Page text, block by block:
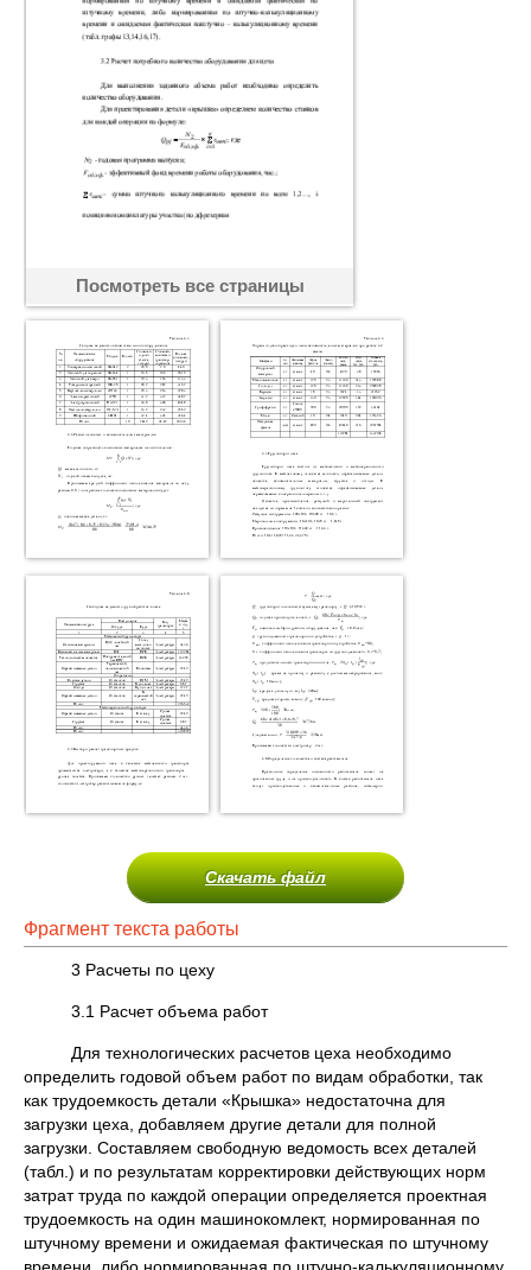
Посмотреть все страницы
Скачать файл
Фрагмент текста работы
3 Расчеты по цеху
3.1 Расчет объема работ
Для технологических расчетов цеха необходимо
определить годовой объем работ по видам обработки, так
как трудоемкость детали «Крышка» недостаточна для
загрузки цеха, добавляем другие детали для полной
загрузки. Составляем свободную ведомость всех деталей
(табл.) и по результатам корректировки действующих норм
затрат труда по каждой операции определяется проектная
трудоемкость на один машинокомлект, нормированная по
штучному времени и ожидаемая фактическая по штучному